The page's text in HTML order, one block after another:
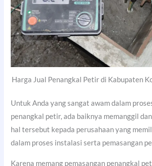
Harga Jual Penangkal Petir di Kabupaten
Untuk Anda yang sangat awam dalam
penangkal petir, ada baiknya memanggil
hal tersebut kepada perusahaan yang
dalam proses instalasi serta pemasangan
Karena memang pemasangan penangkal